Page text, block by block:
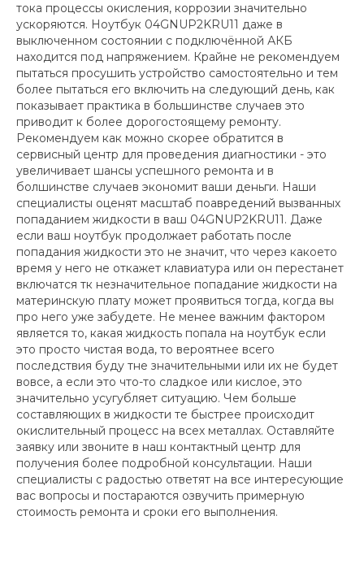
тока процессы окисления, коррозии значительно
ускоряются. Ноутбук 04GNUP2KRU11 даже в
выключенном состоянии с подключённой АКБ
находится под напряжением. Крайне не рекомендуем
пытаться просушить устройство самостоятельно и тем
более пытаться его включить на следующий день, как
показывает практика в большинстве случаев это
приводит к более дорогостоящему ремонту.
Рекомендуем как можно скорее обратится в
сервисный центр для проведения диагностики - это
увеличивает шансы успешного ремонта и в
болшинстве случаев экономит ваши деньги. Наши
специалисты оценят масштаб поавредений вызванных
попаданием жидкости в ваш 04GNUP2KRU11. Даже
если ваш ноутбук продолжает работать после
попадания жидкости это не значит, что через какоето
время у него не откажет клавиатура или он перестанет
включатся тк незначительное попадание жидкости на
материнскую плату может проявиться тогда, когда вы
про него уже забудете. Не менее важним фактором
является то, какая жидкость попала на ноутбук если
это просто чистая вода, то вероятнее всего
последствия буду тне значительными или их не будет
вовсе, а если это что-то сладкое или кислое, это
значительно усугубляет ситуацию. Чем больше
составляющих в жидкости те быстрее происходит
окислительный процесс на всех металлах. Оставляйте
заявку или звоните в наш контактный центр для
получения более подробной консультации. Наши
специалисты с радостью ответят на все интересующие
вас вопросы и постараются озвучить примерную
стоимость ремонта и сроки его выполнения.